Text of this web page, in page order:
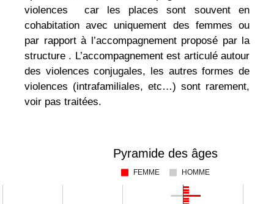
violences car les places sont souvent en
cohabitation avec uniquement des femmes ou
par rapport à l’accompagnement proposé par la
structure . L’accompagnement est articulé autour
des violences conjugales, les autres formes de
violences (intrafamiliales, etc…) sont rarement,
voir pas traitées.